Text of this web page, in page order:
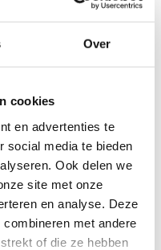
Over
cookies
en advertenties te
social media te bieden
Ook delen we
site met onze
en analyse. Deze
met andere
of die ze hebben